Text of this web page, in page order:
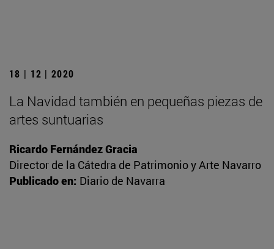
18 | 12 | 2020
La Navidad también en pequeñas piezas de
artes suntuarias
Ricardo Fernández Gracia
Director de la Cátedra de Patrimonio y Arte Navarro
Publicado en: Diario de Navarra